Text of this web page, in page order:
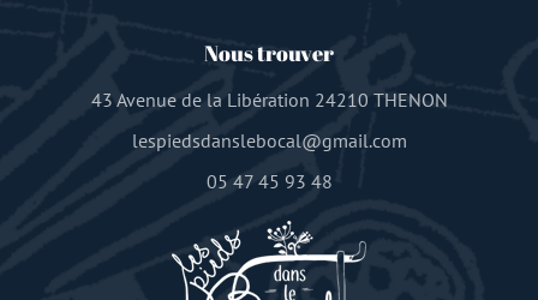
Nous trouver
43 Avenue de la Libération 24210 THENON
lespiedsdanslebocal@gmail.com
05 47 45 93 48